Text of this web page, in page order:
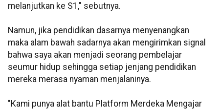
melanjutkan ke S1," sebutnya.
Namun, jika pendidikan dasarnya menyenangkan
maka alam bawah sadarnya akan mengirimkan signal
bahwa saya akan menjadi seorang pembelajar
seumur hidup sehingga setiap jenjang pendidikan
mereka merasa nyaman menjalaninya.
"Kami punya alat bantu Platform Merdeka Mengajar